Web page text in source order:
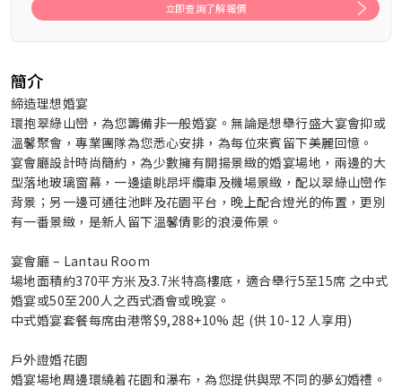
立即查詢了解報價
簡介
締造理想婚宴
環抱翠綠山巒，為您籌備非一般婚宴。無論是想舉行盛大宴會抑或
溫馨聚會，專業團隊為您悉心安排，為每位來賓留下美麗回憶。
宴會廳設計時尚簡約，為少數擁有開揚景緻的婚宴場地，兩邊的大
型落地玻璃窗幕，一邊遠眺昂坪纜車及機場景緻，配以翠綠山巒作
背景；另一邊可通往池畔及花園平台，晚上配合燈光的佈置，更別
有一番景緻，是新人留下溫馨倩影的浪漫佈景。
宴會廳 – Lantau Room
場地面積約370平方米及3.7米特高樓底，適合舉行5至15席 之中式
婚宴或50至200人之西式酒會或晚宴。
中式婚宴套餐每席由港幣$9,288+10% 起 (供 10-12 人享用)
戶外證婚花園
婚宴場地周邊環繞着花園和瀑布，為您提供與眾不同的夢幻婚禮。